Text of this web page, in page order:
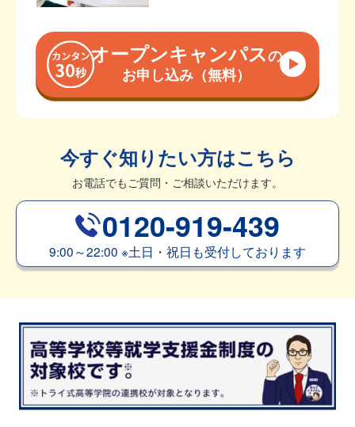
オープンキャンパスの
お申し込み（無料）
今すぐ知りたい方はこちら
お電話でもご質問・ご相談いただけます。
0120-919-439
9:00～22:00 ※土日・祝日も受付しております